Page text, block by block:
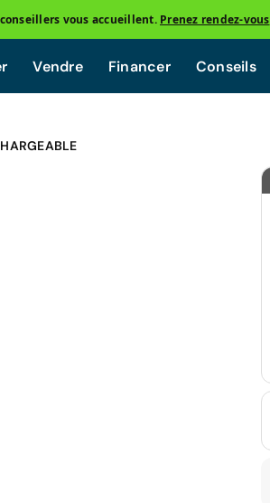
vous accueillent. Prenez rendez-vous
Vendre Financer Conseils